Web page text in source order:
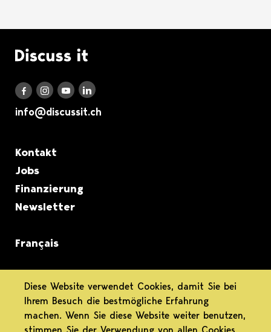
Logo Discuss it
Discuss it auf Facebook
Discuss it auf Instagram
Discuss it auf Youtube
Discuss it auf LinkedIn
info@discussit.ch
Metanavigation
Kontakt
Jobs
Finanzierung
Newsletter
Français
informiert.
differenziert.
Diese Website verwendet Cookies, damit Sie bei
Ihrem Besuch die bestmögliche Erfahrung
machen. Wenn Sie diese Website weiter benutzen,
stimmen Sie der Verwendung von allen Cookies